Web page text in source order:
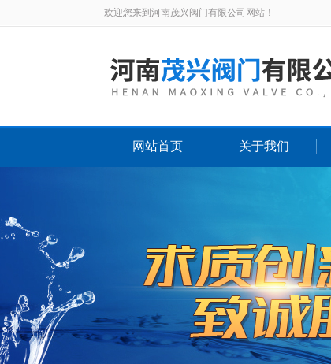
欢迎您来到河南茂兴阀门有限公司网站！
网站首页 关于我们